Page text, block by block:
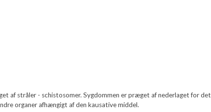
af stråler - schistosomer. Sygdommen er præget af nederlaget for det
organer afhængigt af den kausative middel.